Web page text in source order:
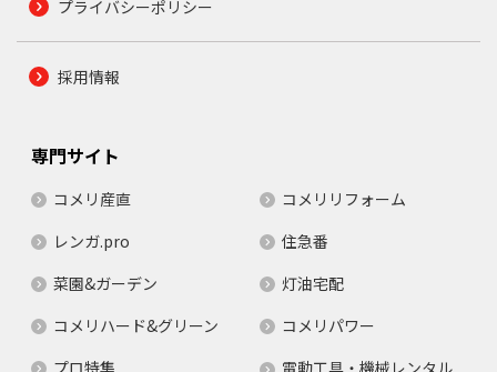
プライバシーポリシー
採用情報
専門サイト
コメリ産直
コメリリフォーム
レンガ.pro
住急番
菜園&ガーデン
灯油宅配
コメリハード&グリーン
コメリパワー